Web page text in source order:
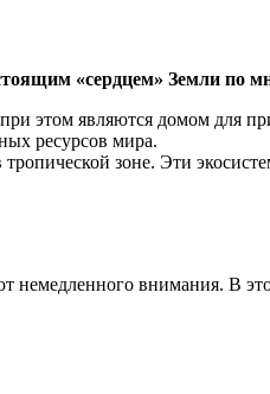
«сердцем» Земли по
этом являются домом для
ресурсов мира.
зоне. Эти
немедленного внимания. В